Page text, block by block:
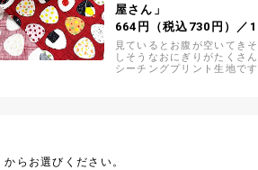
屋さん」
664円（税込730円）／
見ているとお腹が空いてき
しそうなおにぎりがたくさ
シーチングプリント生地です
らお選びください。